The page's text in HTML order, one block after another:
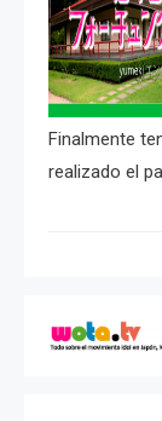
Finalmente
realizado el